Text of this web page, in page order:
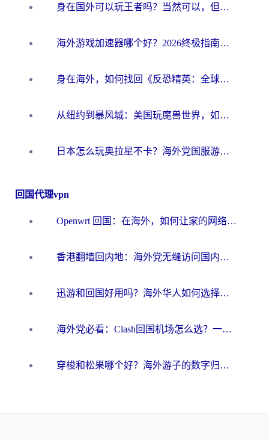
身在国外可以玩王者吗？当然可以，但你需要这份“加速”指南
海外游戏加速器哪个好？2026终极指南帮你畅玩国服+解决卡顿难题
身在海外，如何找回《反恐精英：全球攻势》国服的丝滑手感？一份给你的终极指南
从纽约到暴风城：美国玩魔兽世界，如何找到你的最佳网络航线
日本怎么玩奥拉星不卡？海外党国服游戏加速器选择全攻略
回国代理vpn
Openwrt 回国：在海外，如何让家的网络触手可及
香港翻墙回内地：海外党无缝访问国内资源的加速器选择全攻略
迅游和回国好用吗？海外华人如何选择靠谱的回国加速器
海外党必看：Clash回国机场怎么选？一篇搞定无缝访问国内资源的全攻略
穿梭和松果哪个好？海外游子的数字归乡路，到底该怎么选